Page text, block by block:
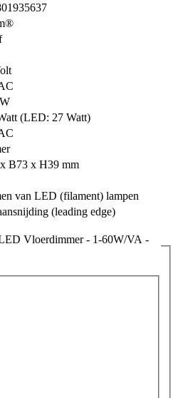
(LED: 27 Watt)
B73 x H39 mm
van LED (filament) lampen
(leading edge)
Vloerdimmer - 1-60W/VA -